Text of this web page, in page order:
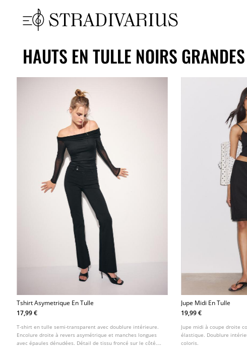
HAUTS EN TULLE NOIRS
Tshirt Asymetrique En Tulle
17,99 €
T-shirt en tulle semi-transparent avec doublure intérieure.
Encolure droite à revers asymétrique et manches longues
avec épaules dénudées. Détail de tissu froncé sur le côté.
Jupe Midi En Tulle
19,99 €
Jupe midi à coupe droite
élastique. Doublure
coloris.